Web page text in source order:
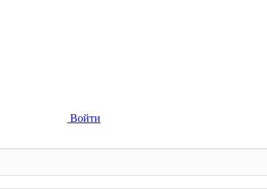
Войти